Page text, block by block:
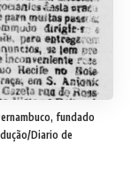
fundado
Diario de